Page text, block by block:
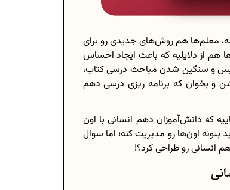
معلم‌ها هم روش‌های جدیدی رو برای
از دلایلیه که باعث ایجاد احساس
و سنگین شدن مباحث درسی کتاب،
و بخوان که برنامه ریزی درسی دهم
که دانش‌آموزان دهم انسانی با اون
اون‌ها رو مدیریت کنه؛ اما سوال
انسانی رو طراحی کرد؟!